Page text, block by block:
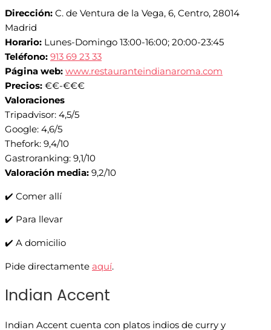
Dirección: C. de Ventura de la Vega, 6, Centro, 28014
Madrid
Horario: Lunes-Domingo 13:00-16:00; 20:00-23:45
Teléfono: 913 69 23 33
Página web: www.restauranteindianaroma.com
Precios: €€-€€€
Valoraciones
Tripadvisor: 4,5/5
Google: 4,6/5
Thefork: 9,4/10
Gastroranking: 9,1/10
Valoración media: 9,2/10
✔️ Comer allí
✔️ Para llevar
✔️ A domicilio
Pide directamente aquí.
Indian Accent
Indian Accent cuenta con platos indios de curry y